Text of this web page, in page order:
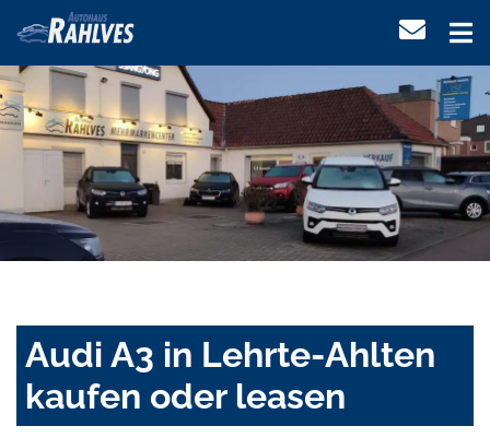
Audi A3 in Lehrte-Ahlten
kaufen oder leasen